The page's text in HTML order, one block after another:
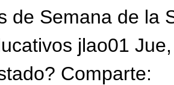
de Semana de la
jlao01
Comparte: